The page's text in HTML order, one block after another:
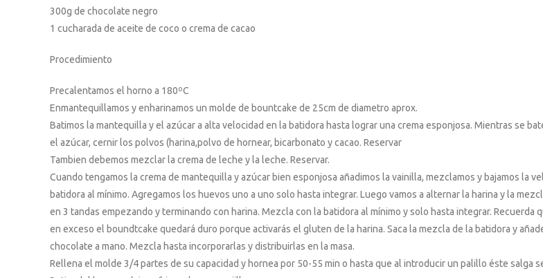
300g de chocolate negro
1 cucharada de aceite de coco o crema de cacao
Procedimiento
Precalentamos el horno a 180ºC
Enmantequillamos y enharinamos un molde de bountcake de 25cm de diametro aprox.
Batimos la mantequilla y el azúcar a alta velocidad en la batidora hasta lograr una crema esponjosa. Mientras se
el azúcar, cernir los polvos (harina,polvo de hornear, bicarbonato y cacao. Reservar
Tambien debemos mezclar la crema de leche y la leche. Reservar.
Cuando tengamos la crema de mantequilla y azúcar bien esponjosa añadimos la vainilla, mezclamos y bajamos la
batidora al mínimo. Agregamos los huevos uno a uno solo hasta integrar. Luego vamos a alternar la harina y la
en 3 tandas empezando y terminando con harina. Mezcla con la batidora al mínimo y solo hasta integrar. Recuerda
en exceso el boundtcake quedará duro porque activarás el gluten de la harina. Saca la mezcla de la batidora y
chocolate a mano. Mezcla hasta incorporarlas y distribuirlas en la masa.
Rellena el molde 3/4 partes de su capacidad y hornea por 50-55 min o hasta que al introducir un palillo éste salga